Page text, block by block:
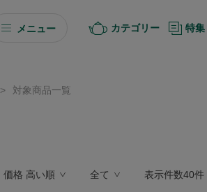
メニュー カテゴリー 特集
> 対象商品一覧
価格 高い順 全て 表示件数40件